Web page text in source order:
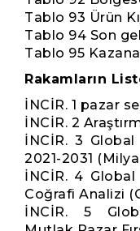
Tablo 93 Ürün
Tablo 94 Son
Tablo 95
Rakamların
İNCİR. 1 pazar
İNCİR. 2
İNCİR. 3
2021-2031
İNCİR. 4
Coğrafi Analizi
İNCİR. 5